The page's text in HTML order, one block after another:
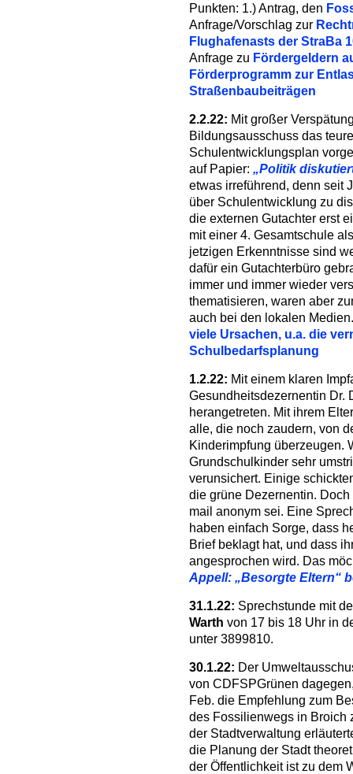
Punkten: 1.) Antrag, den
Anfrage/Vorschlag zur
Flughafenasts der StraBa
Anfrage zu Fördergeldern
Förderprogramm zur
Straßenbaubeiträgen
2.2.22: Mit großer
Bildungsausschuss das
Schulentwicklungsplan
auf Papier: „Politik
etwas irreführend, denn seit
über Schulentwicklung zu
die externen Gutachter erst
mit einer 4. Gesamtschule
jetzigen Erkenntnisse sind
dafür ein Gutachterbüro
immer und immer wieder
thematisieren, waren aber
auch bei den lokalen
viele Ursachen, u.a. die
Schulbedarfsplanung
1.2.22: Mit einem klaren
Gesundheitsdezernentin Dr.
herangetreten. Mit ihrem
alle, die noch zaudern, von
Kinderimpfung überzeugen.
Grundschulkinder sehr
verunsichert. Einige
die grüne Dezernentin.
mail anonym sei. Eine
haben einfach Sorge, dass
Brief beklagt hat, und dass
angesprochen wird. Das
Appell: „Besorgte Eltern“
31.1.22: Sprechstunde mit
Warth von 17 bis 18 Uhr in
unter 3899810.
30.1.22: Der
von CDFSPGrünen
Feb. die Empfehlung zum
des Fossilienwegs in Broich
der Stadtverwaltung
die Planung der Stadt
der Öffentlichkeit ist zu dem